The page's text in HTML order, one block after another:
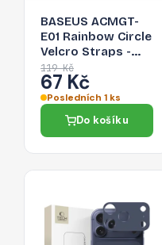
BASEUS ACMGT-
E01 Rainbow Circle
Velcro Straps -
páska na suchý zip
pro organizaci
kabelů, 1m, černá
119 Kč
67 Kč
Posledních 1 ks
Do košíku